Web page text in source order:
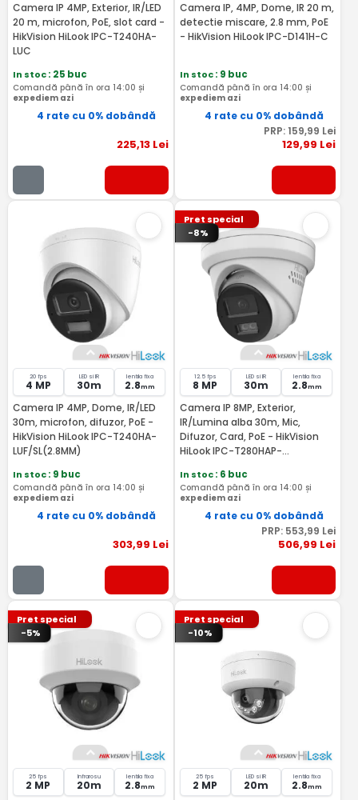
Camera IP 4MP, Exterior, IR/LED
20 m, microfon, PoE, slot card -
HikVision HiLook IPC-T240HA-
LUC
In stoc: 25 buc
Comandă până în ora 14:00 și
expediem azi
4 rate cu 0% dobândă
225,13Lei
Camera IP, 4MP, Dome, IR 20 m,
detectie miscare, 2.8 mm, PoE
- HikVision HiLook IPC-D141H-C
In stoc: 9 buc
Comandă până în ora 14:00 și
expediem azi
4 rate cu 0% dobândă
PRP: 159,99 Lei
129,99 Lei
20 fps
4 MP
LED si IR
30m
lentila fixa
2.8mm
Camera IP 4MP, Dome, IR/LED
30m, microfon, difuzor, PoE -
HikVision HiLook IPC-T240HA-
LUF/SL(2.8MM)
In stoc: 9 buc
Comandă până în ora 14:00 și
expediem azi
4 rate cu 0% dobândă
303,99 Lei
Pret special
-8%
12.5 fps
8 MP
LED si IR
30m
lentila fixa
2.8mm
Camera IP 8MP, Exterior,
IR/Lumina alba 30m, Mic,
Difuzor, Card, PoE - HikVision
HiLook IPC-T280HAP-
In stoc: 6 buc
Comandă până în ora 14:00 și
expediem azi
4 rate cu 0% dobândă
PRP: 553,99 Lei
506,99 Lei
Pret special
-5%
25 fps
2 MP
Infrarosu
20m
lentila fixa
2.8mm
Pret special
-10%
25 fps
2 MP
LED si IR
20m
lentila fixa
2.8mm